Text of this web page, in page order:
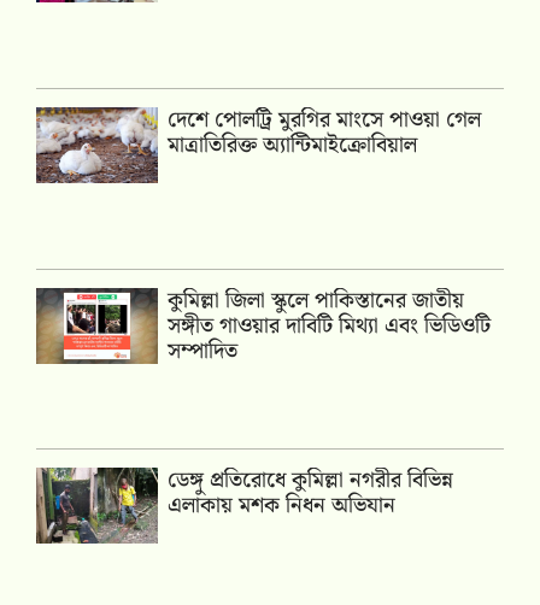
দেশে পোলট্রি মুরগির মাংসে পাওয়া গেল
মাত্রাতিরিক্ত অ্যান্টিমাইক্রোবিয়াল
কুমিল্লা জিলা স্কুলে পাকিস্তানের জাতীয়
সঙ্গীত গাওয়ার দাবিটি মিথ্যা এবং ভিডিওটি
সম্পাদিত
ডেঙ্গু প্রতিরোধে কুমিল্লা নগরীর বিভিন্ন
এলাকায় মশক নিধন অভিযান